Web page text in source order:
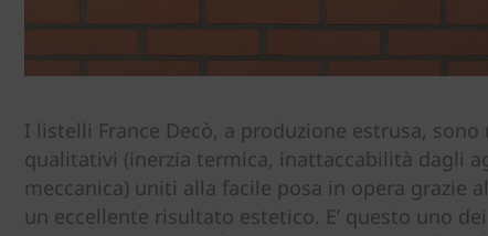
I listelli France Decò, a produzione estrusa,
qualitativi (inerzia termica, inattaccabilità dagli
meccanica) uniti alla facile posa in opera
un eccellente risultato estetico. E’ questo uno